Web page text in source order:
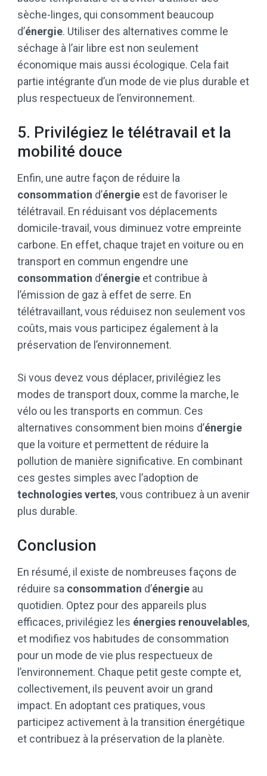
sèche-linges, qui consomment beaucoup
d’énergie. Utiliser des alternatives comme le
séchage à l’air libre est non seulement
économique mais aussi écologique. Cela fait
partie intégrante d’un mode de vie plus durable et
plus respectueux de l’environnement.
5. Privilégiez le télétravail et la
mobilité douce
Enfin, une autre façon de réduire la
consommation d’énergie est de favoriser le
télétravail. En réduisant vos déplacements
domicile-travail, vous diminuez votre empreinte
carbone. En effet, chaque trajet en voiture ou en
transport en commun engendre une
consommation d’énergie et contribue à
l’émission de gaz à effet de serre. En
télétravaillant, vous réduisez non seulement vos
coûts, mais vous participez également à la
préservation de l’environnement.
Si vous devez vous déplacer, privilégiez les
modes de transport doux, comme la marche, le
vélo ou les transports en commun. Ces
alternatives consomment bien moins d’énergie
que la voiture et permettent de réduire la
pollution de manière significative. En combinant
ces gestes simples avec l’adoption de
technologies vertes, vous contribuez à un avenir
plus durable.
Conclusion
En résumé, il existe de nombreuses façons de
réduire sa consommation d’énergie au
quotidien. Optez pour des appareils plus
efficaces, privilégiez les énergies renouvelables,
et modifiez vos habitudes de consommation
pour un mode de vie plus respectueux de
l’environnement. Chaque petit geste compte et,
collectivement, ils peuvent avoir un grand
impact. En adoptant ces pratiques, vous
participez activement à la transition énergétique
et contribuez à la préservation de la planète.